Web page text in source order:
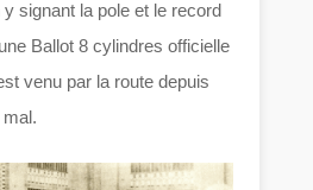
signant la pole et le record
Ballot 8 cylindres officielle
venu par la route depuis